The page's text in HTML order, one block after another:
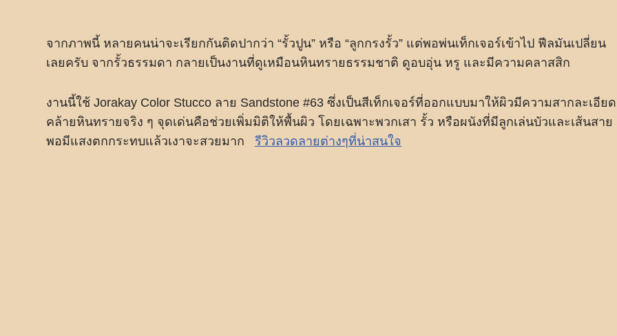
จากภาพนี้ หลายคนน่าจะเรียกกันติดปากว่า “รั้วปูน” หรือ “ลูกกรงรั้ว” แต่พอพ่นเท็กเจอร์เข้าไป ฟีลมันเปลี่ยน
เลยครับ จากรั้วธรรมดา กลายเป็นงานที่ดูเหมือนหินทรายธรรมชาติ ดูอบอุ่น หรู และมีความคลาสสิก
งานนี้ใช้ Jorakay Color Stucco ลาย Sandstone #63 ซึ่งเป็นสีเท็กเจอร์ที่ออกแบบมาให้ผิวมีความสากละเอียด
คล้ายหินทรายจริง ๆ จุดเด่นคือช่วยเพิ่มมิติให้พื้นผิว โดยเฉพาะพวกเสา รั้ว หรือผนังที่มีลูกเล่นบัวและเส้นสาย
พอมีแสงตกกระทบแล้วเงาจะสวยมาก รีวิวลวดลายต่างๆที่น่าสนใจ